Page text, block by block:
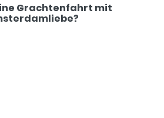
Grachtenfahrt mit